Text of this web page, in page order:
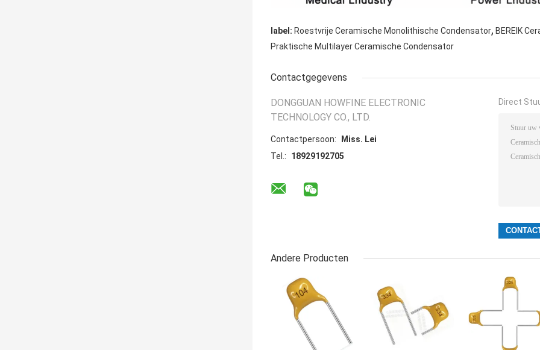
label: Roestvrije Ceramische Monolithische Condensator, BEREIK
Praktische Multilayer Ceramische Condensator
Contactgegevens
DONGGUAN HOWFINE ELECTRONIC
TECHNOLOGY CO., LTD.
Contactpersoon:
Miss. Lei
Tel.:
18929192705
Direct
Andere Producten